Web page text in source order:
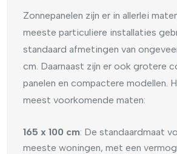
Zonnepanelen zijn er in allerlei
meeste particuliere installaties
standaard afmetingen van
cm. Daarnaast zijn er ook grotere
panelen en compactere modellen.
meest voorkomende maten:
165 x 100 cm: De standaardmaat
meeste woningen, met een